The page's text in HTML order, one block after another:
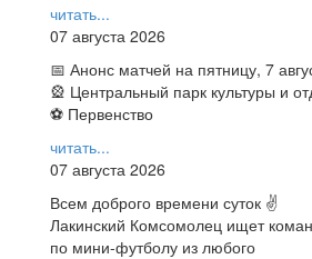
читать...
07 августа 2026
📅 Анонс матчей на пятницу, 7
🎡 Центральный парк культуры и
⚽ Первенство
читать...
07 августа 2026
Всем доброго времени суток ✌
Лакинский Комсомолец ищет
по мини-футболу из любого